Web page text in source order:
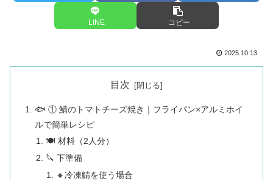
LINE コピー
2025.10.13
目次
🐟 ① 鯖のトマトチーズ焼き｜フライパン×アルミホイ
ルで簡単レシピ
🍽 材料（2人分）
🔪 下準備
🔸冷凍鯖を使う場合